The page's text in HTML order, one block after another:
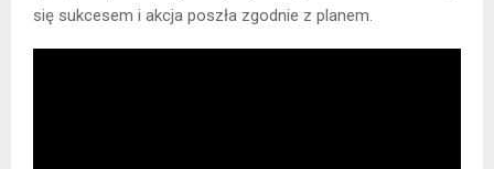
się sukcesem i akcja poszła zgodnie z planem.